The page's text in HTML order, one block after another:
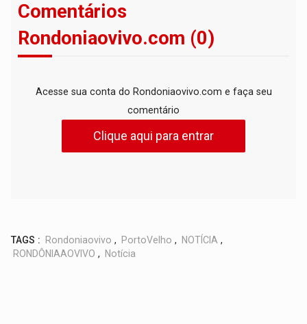
Comentários
Rondoniaovivo.com (0)
Acesse sua conta do Rondoniaovivo.com e faça seu
comentário
Clique aqui para entrar
TAGS : Rondoniaovivo , PortoVelho , NOTÍCIA ,
RONDÔNIAAOVIVO , Notícia